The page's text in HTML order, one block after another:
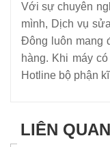
Với sự chuyên
mình, Dịch vụ
Đông luôn mang
hàng. Khi máy
Hotline bộ phận
LIÊN